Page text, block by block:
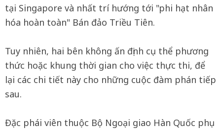
tại Singapore và nhất trí hướng tới "phi hạt nhân
hóa hoàn toàn" Bán đảo Triều Tiên.
Tuy nhiên, hai bên không ấn định cụ thể phương
thức hoặc khung thời gian cho việc thực thi, để
lại các chi tiết này cho những cuộc đàm phán tiếp
sau.
Đặc phái viên thuộc Bộ Ngoại giao Hàn Quốc phụ